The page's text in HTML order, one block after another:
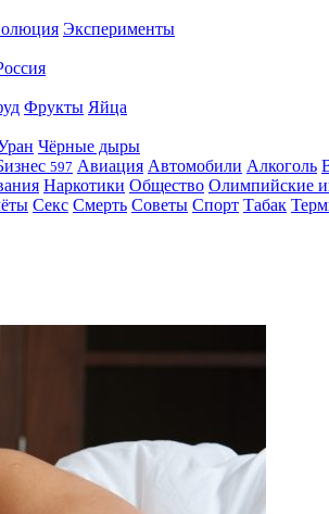
Эксперименты
Фрукты Яйца
Чёрные дыры
597 Авиация Автомобили Алкоголь
Наркотики Общество Олимпийские
Секс Смерть Советы Спорт Табак